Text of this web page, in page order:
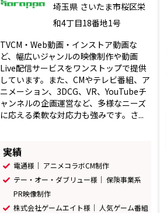
埼玉県 さいたま市桜区栄
和4丁目18番地1号
TVCM・Web動画・インストア動画な
ど、幅広いジャンルの映像制作や動画
Live配信サービスをワンストップで提供
しています。また、CMやテレビ番組、ア
ニメーション、3DCG、VR、YouTubeチ
ャンネルの企画運営など、多様なニーズ
に応える柔軟な対応力も強みです。さ...
実績
電通様｜ アニメコラボCM制作
テー・オー・ダブリュー様｜ 保険事業系
PR映像制作
株式会社ゲームエイト様｜ 人気ゲーム番組